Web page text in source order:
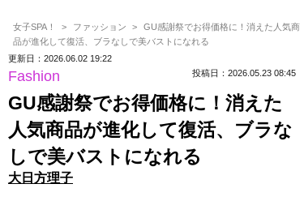
女子SPA！ ファッション
GU感謝祭でお得価格に！消えた人気商
品が進化して復活、ブラなしで美バストになれる
更新日：2026.06.02 19:22
Fashion 投稿日：2026.05.23 08:45
GU感謝祭でお得価格に！消えた
人気商品が進化して復活、ブラな
しで美バストになれる
大日方理子